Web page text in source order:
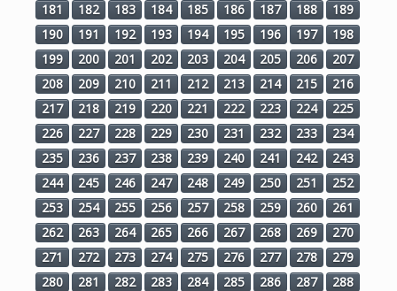
181
182 183 184 185 186 187 188
189
190
191 192 193 194 195 196 197
198
199
200 201 202 203 204 205 206
207
208
209 210 211 212 213 214 215
216
217
218 219 220 221 222 223 224
225
226
227 228 229 230 231 232 233
234
235
236 237 238 239 240 241 242
243
244
245 246 247 248 249 250 251
252
253
254 255 256 257 258 259 260
261
262
263 264 265 266 267 268 269
270
271
272 273 274 275 276 277 278
279
280
281 282 283 284 285 286 287
288